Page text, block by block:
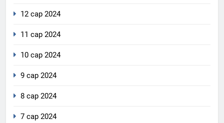
12 сар 2024
11 сар 2024
10 сар 2024
9 сар 2024
8 сар 2024
7 сар 2024